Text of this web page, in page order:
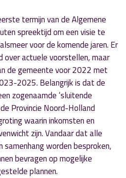
termijn van de Algemene
spreektijd om een visie te
voor de komende jaren. Er
over actuele voorstellen, maar
de gemeente voor 2022 met
2025. Belangrijk is dat de
zogenaamde ‘sluitende
Provincie Noord-Holland
waarin inkomsten en
zijn. Vandaar dat alle
samenhang worden besproken,
bevragen op mogelijke
plannen.